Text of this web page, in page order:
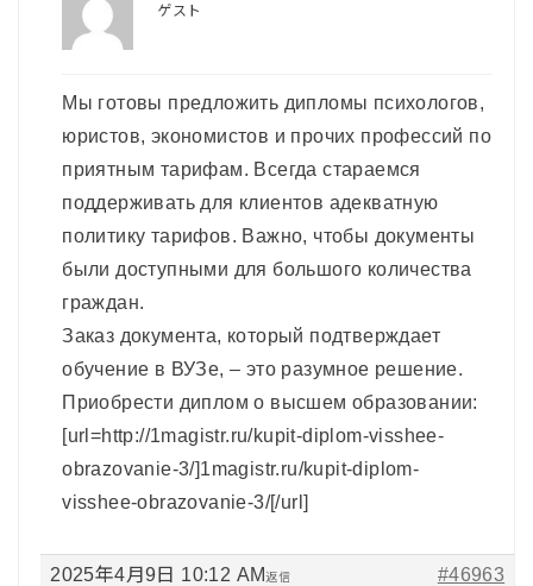
ゲスト
Мы готовы предложить дипломы психологов,
юристов, экономистов и прочих профессий по
приятным тарифам. Всегда стараемся
поддерживать для клиентов адекватную
политику тарифов. Важно, чтобы документы
были доступными для большого количества
граждан.
Заказ документа, который подтверждает
обучение в ВУЗе, – это разумное решение.
Приобрести диплом о высшем образовании:
[url=http://1magistr.ru/kupit-diplom-visshee-
obrazovanie-3/]1magistr.ru/kupit-diplom-
visshee-obrazovanie-3/[/url]
2025年4月9日 10:12 AM #46963
返信